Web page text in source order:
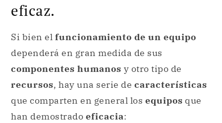
eficaz.
Si bien el funcionamiento de un equipo
dependerá en gran medida de sus
componentes humanos y otro tipo de
recursos, hay una serie de características
que comparten en general los equipos que
han demostrado eficacia: